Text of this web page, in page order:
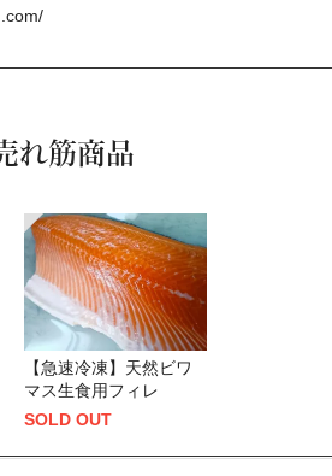
れ筋商品
【急速冷凍】天然ビワ
マス生食用フィレ
SOLD OUT